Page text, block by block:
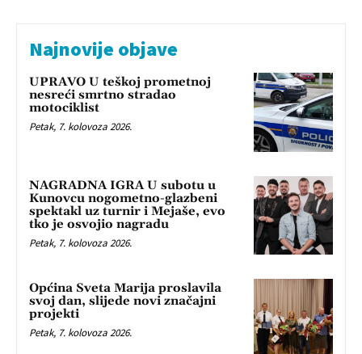
Najnovije objave
UPRAVO U teškoj prometnoj
nesreći smrtno stradao
motociklist
Petak, 7. kolovoza 2026.
NAGRADNA IGRA U subotu u
Kunovcu nogometno-glazbeni
spektakl uz turnir i Mejaše, evo
tko je osvojio nagradu
Petak, 7. kolovoza 2026.
Općina Sveta Marija proslavila
svoj dan, slijede novi značajni
projekti
Petak, 7. kolovoza 2026.